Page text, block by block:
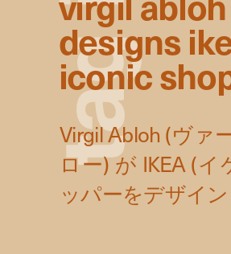
t
a
g
designs
iconic